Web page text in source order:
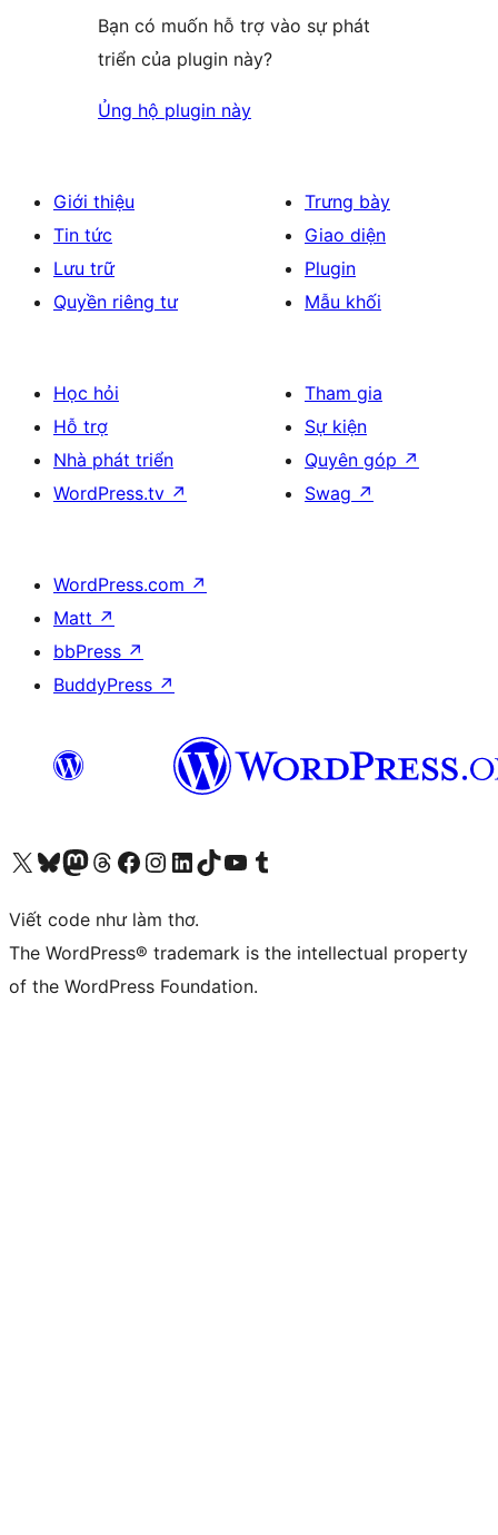
Bạn có muốn hỗ trợ vào sự phát
triển của plugin này?
Ủng hộ plugin này
Giới thiệu
Tin tức
Lưu trữ
Quyền riêng tư
Trưng bày
Giao diện
Plugin
Mẫu khối
Học hỏi
Hỗ trợ
Nhà phát triển
WordPress.tv ↗
Tham gia
Sự kiện
Quyên góp ↗
Swag ↗
WordPress.com ↗
Matt ↗
bbPress ↗
BuddyPress ↗
Truy cập tài khoản X (trước đây là Twitter) của chúng tôiVisit our Bluesky account
Visit our Mastodon account
Visit our Threads account
Xem trang Facebook của chúng tôiTruy cập tài khoản Instagram của chúng tôiTruy cập tài khoản LinkedIn của chúng tôiVisit our TikTok account
Truy cập kênh YouTube của chúng tôi Visit our Tumblr account
Viết code như làm thơ.
The WordPress® trademark is the intellectual property
of the WordPress Foundation.